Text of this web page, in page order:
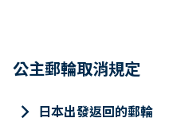
公主郵輪取消規定
keyboard_arrow_right 日本出發返回的郵輪